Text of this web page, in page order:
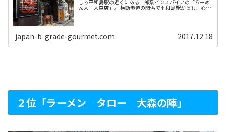
しろ平和島駅の近くにある二郎系インスパイアの「らーめ
ん大 大森店」。 横断歩道の関係で平和島駅からも、心理
japan-b-grade-gourmet.com 2017.12.18
２位「ラーメン タロー 大森の陣」